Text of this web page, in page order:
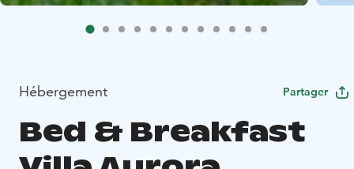
Hébergement Partager
Bed & Breakfast